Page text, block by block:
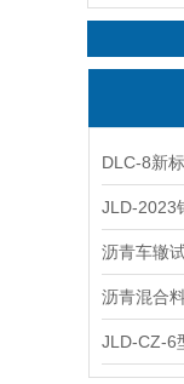
沥青车辙
沥青混合